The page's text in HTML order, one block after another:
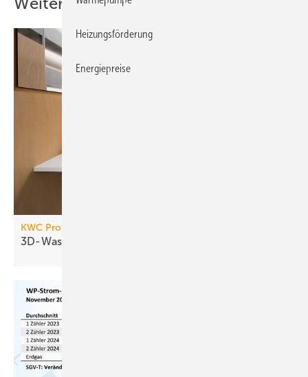
Weitere Inhalte
KWC Professional
3D-Waschtisch-Konfigurator
Heizungsförderung
Energiepreise